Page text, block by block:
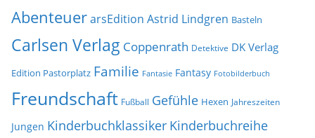
e
v
AbenteuerarsEdition Astrid Lindgren Basteln
Carlsen Verlag Coppenrath Detektive DK Verlag
Edition Pastorplatz Familie Fantasie Fantasy Fotobilderbuch
Freundschaft Fußball Gefühle Hexen Jahreszeiten
Jungen Kinderbuchklassiker Kinderbuchreihe